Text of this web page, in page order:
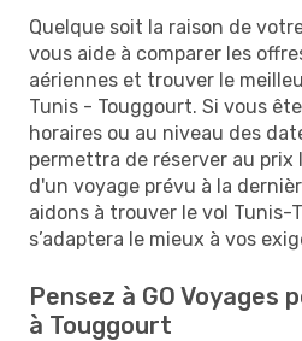
Quelque soit la raison de
vous aide à comparer les
aériennes et trouver le
Tunis - Touggourt. Si vous
horaires ou au niveau des
permettra de réserver au prix
d'un voyage prévu à la
aidons à trouver le vol Tunis-
s’adaptera le mieux à vos
Pensez à GO Voyages
à Touggourt